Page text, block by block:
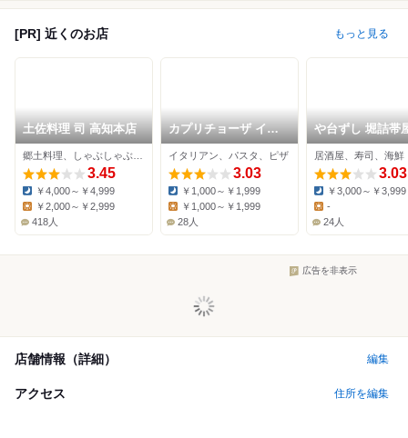
[PR] 近くのお店 もっと見る
土佐料理 司 高知本店
3.45
Dinner:
￥4,000～￥4,999
￥2,000～￥2,999
418人
カプリチョーザ イオ
ンモール高知店
イタリアン、パスタ、ピザ
3.03
Dinner:
￥1,000～￥1,999
Lunch:
￥1,000～￥1,999
28人
や台ずし 堀詰帯
居酒屋、寿司、海鮮
3.03
Dinner:
￥3,000～￥3,999
Lunch:
-
24人
広告を非表示
店舗情報（詳細） 編集
アクセス 住所を編集